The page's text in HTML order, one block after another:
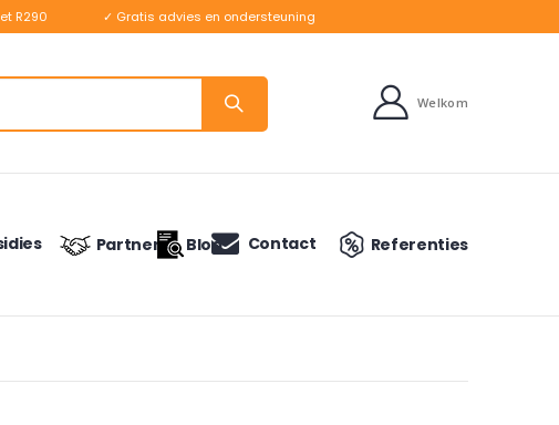
R290 ✓ Gratis advies en ondersteuning
Welkom
Partners Blog Contact Referenties